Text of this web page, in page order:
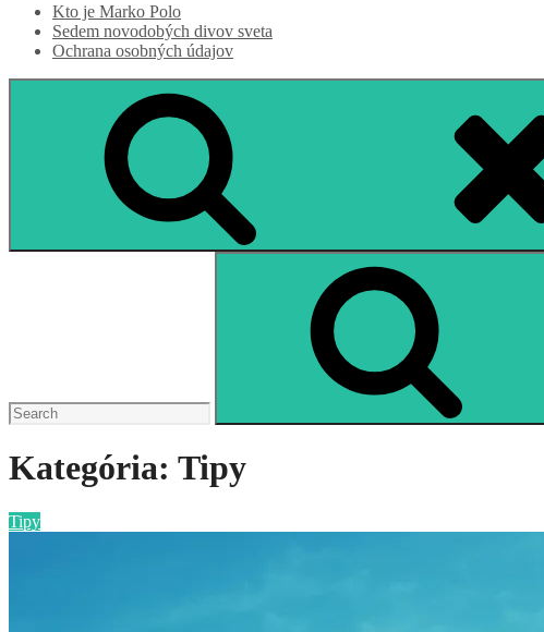
Kto je Marko Polo
Sedem novodobých divov sveta
Ochrana osobných údajov
Kategória: Tipy
Categories
Tipy